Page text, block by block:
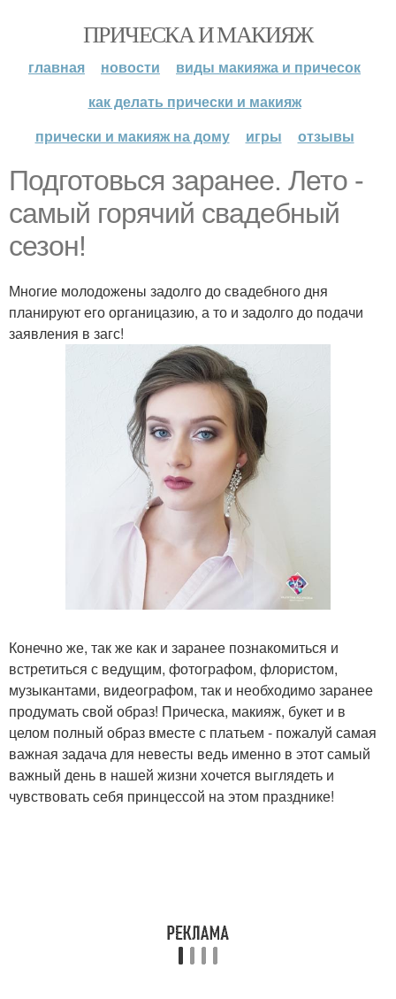
ПРИЧЕСКА И МАКИЯЖ
главная новости
виды макияжа и причесок
как делать прически и макияж
прически и макияж на дому
игры отзывы
Подготовься заранее. Лето -
самый горячий свадебный
сезон!
Многие молодожены задолго до свадебного дня
планируют его органицазию, а то и задолго до подачи
заявления в загс!
Конечно же, так же как и заранее познакомиться и
встретиться с ведущим, фотографом, флористом,
музыкантами, видеографом, так и необходимо заранее
продумать свой образ! Прическа, макияж, букет и в
целом полный образ вместе с платьем - пожалуй самая
важная задача для невесты ведь именно в этот самый
важный день в нашей жизни хочется выглядеть и
чувствовать себя принцессой на этом празднике!